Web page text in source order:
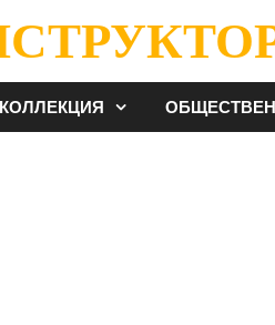
КОЛЛЕКЦИЯ